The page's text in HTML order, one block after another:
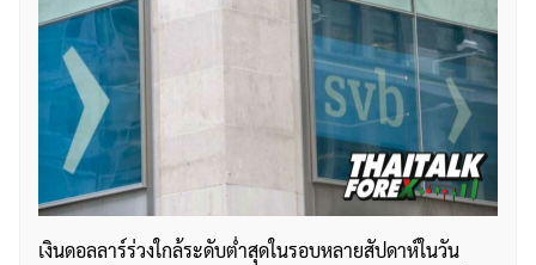
เงินดอลลาร์ร่วงใกล้ระดับต่ำสุดในรอบหลายสัปดาห์ในวัน